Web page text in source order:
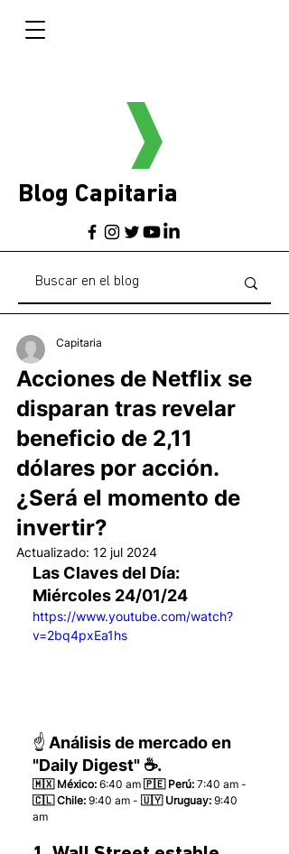
Blog Capitaria
Acciones de Netflix se
disparan tras revelar
beneficio de 2,11
dólares por acción.
¿Será el momento de
invertir?
Capitaria
Actualizado: 12 jul 2024
Las Claves del Día:
Miércoles 24/01/24
https://www.youtube.com/watch?
v=2bq4pxEa1hs
☝️ Análisis de mercado en
"Daily Digest" ☕.
🇲🇽 México: 6:40 am 🇵🇪 Perú: 7:40 am -
🇨🇱 Chile: 9:40 am - 🇺🇾 Uruguay: 9:40
am